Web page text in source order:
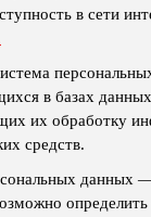
в сети
в базах
их обработку
средств.
данных
определить